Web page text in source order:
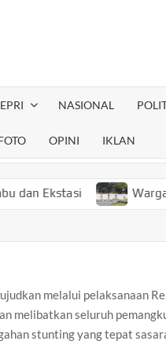
NASIONAL
OPINI IKLAN
Warga
melalui pelaksanaan
melibatkan seluruh
stunting yang tepat